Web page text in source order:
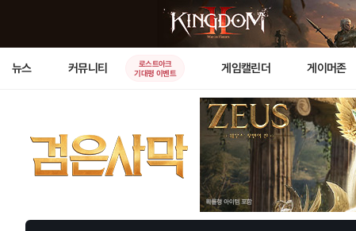
뉴스 커뮤니티
로스트아크
기대평 이벤트
게임캘린더 게이머존